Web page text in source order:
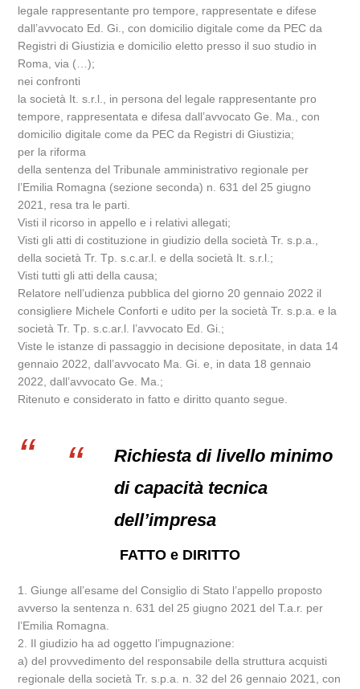
legale rappresentante pro tempore, rappresentate e difese
dall’avvocato Ed. Gi., con domicilio digitale come da PEC da
Registri di Giustizia e domicilio eletto presso il suo studio in
Roma, via (…);
nei confronti
la società It. s.r.l., in persona del legale rappresentante pro
tempore, rappresentata e difesa dall’avvocato Ge. Ma., con
domicilio digitale come da PEC da Registri di Giustizia;
per la riforma
della sentenza del Tribunale amministrativo regionale per
l’Emilia Romagna (sezione seconda) n. 631 del 25 giugno
2021, resa tra le parti.
Visti il ricorso in appello e i relativi allegati;
Visti gli atti di costituzione in giudizio della società Tr. s.p.a.,
della società Tr. Tp. s.c.ar.l. e della società It. s.r.l.;
Visti tutti gli atti della causa;
Relatore nell’udienza pubblica del giorno 20 gennaio 2022 il
consigliere Michele Conforti e udito per la società Tr. s.p.a. e la
società Tr. Tp. s.c.ar.l. l’avvocato Ed. Gi.;
Viste le istanze di passaggio in decisione depositate, in data 14
gennaio 2022, dall’avvocato Ma. Gi. e, in data 18 gennaio
2022, dall’avvocato Ge. Ma.;
Ritenuto e considerato in fatto e diritto quanto segue.
Richiesta di livello minimo
di capacità tecnica
dell’impresa
FATTO e DIRITTO
1. Giunge all’esame del Consiglio di Stato l’appello proposto
avverso la sentenza n. 631 del 25 giugno 2021 del T.a.r. per
l’Emilia Romagna.
2. Il giudizio ha ad oggetto l’impugnazione:
a) del provvedimento del responsabile della struttura acquisti
regionale della società Tr. s.p.a. n. 32 del 26 gennaio 2021, con